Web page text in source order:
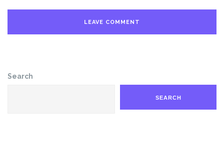
Search
SEARCH